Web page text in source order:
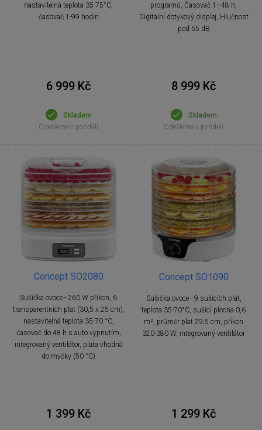
nastavitelná teplota 35-75°C,
časovač 1-99 hodin
6 999 Kč
Skladem
Odešleme v pondělí
programů, Časovač 1–48 h,
Digitální dotykový displej, Hlučnost
pod 55 dB
8 999 Kč
Skladem
Odešleme v pondělí
Concept SO2080
Sušička ovoce - 260 W příkon, 6
transparentních plat (30,5 x 25 cm),
nastavitelná teplota 35-70 °C,
časovač do 48 h s auto vypnutím,
integrovaný ventilátor, plata vhodná
do myčky (50 °C)
1 399 Kč
Concept SO1090
Sušička ovoce - 9 sušicích plat,
teplota 35-70°C, sušicí plocha 0,6
m², průměr plat 29,5 cm, příkon
320-380 W, integrovaný ventilátor
1 299 Kč